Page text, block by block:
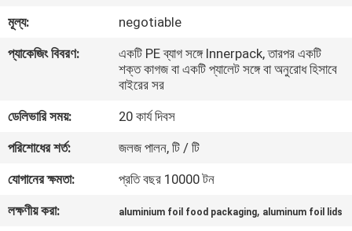
পরিদর্শন
নিয়ন্ত্রণ
আমাদের
সাথে
যোগাযোগ
মূল্য:
negotiable
প্যাকেজিং বিবরণ:
একটি PE ব্যাগ সঙ্গে Innerpack, তারপর একটি
শক্ত কাগজ বা একটি প্যালেট সঙ্গে বা অনুরোধ হিসাবে
বাইরের সর
ডেলিভারি সময়:
20 কার্য দিবস
পরিশোধের শর্ত:
জলজ পালন, টি / টি
যোগানের ক্ষমতা:
প্রতি বছর 10000 টন
লক্ষণীয় করা:
aluminium foil food packaging, aluminum foil lids